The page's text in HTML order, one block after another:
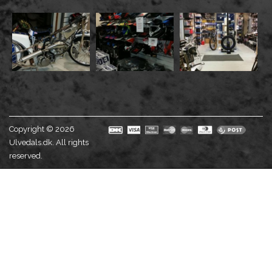
Copyright © 2026
Ulvedals.dk. All rights
reserved.